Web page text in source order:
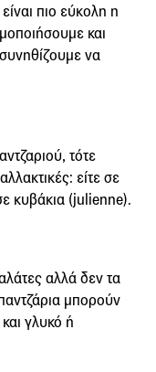
πιο εύκολη η
και
να
τότε
είτε σε
κυβάκια (julienne).
αλλά δεν τα
μπορούν
γλυκό ή